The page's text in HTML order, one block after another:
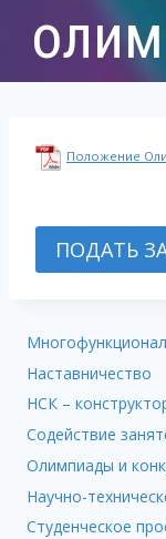
Положение
ПОДАТЬ
Наставничество
НСК –
Содействие
Олимпиады и
Научно-
Студенческое